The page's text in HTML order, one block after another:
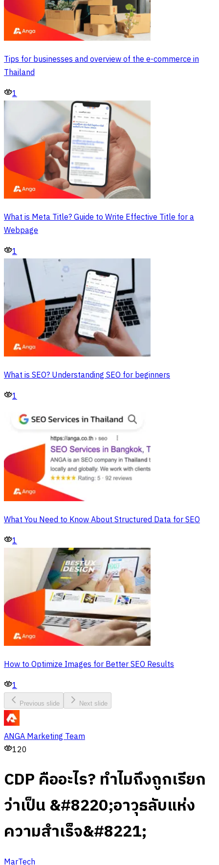
Tips for businesses and overview of the e-commerce in
Thailand
1
What is Meta Title? Guide to Write Effective Title for a
Webpage
1
What is SEO? Understanding SEO for beginners
1
What You Need to Know About Structured Data for SEO
1
How to Optimize Images for Better SEO Results
1
Previous slide Next slide
ANGA Marketing Team
120
CDP คืออะไร? ทำไมถึงถูกเรียก
ว่าเป็น &#8220;อาวุธลับแห่ง
ความสำเร็จ&#8221;
MarTech